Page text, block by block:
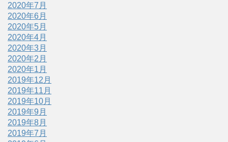
2020年7月
2020年6月
2020年5月
2020年4月
2020年3月
2020年2月
2020年1月
2019年12月
2019年11月
2019年10月
2019年9月
2019年8月
2019年7月